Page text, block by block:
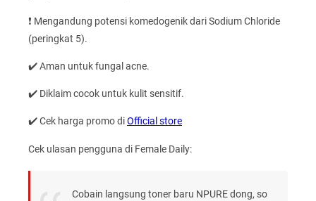
❗ Mengandung potensi komedogenik dari Sodium Chloride
(peringkat 5).
✔️ Aman untuk fungal acne.
✔️ Diklaim cocok untuk kulit sensitif.
✔️ Cek harga promo diOfficial store
Cek ulasan pengguna di Female Daily:
Cobain langsung toner baru NPURE dong, so